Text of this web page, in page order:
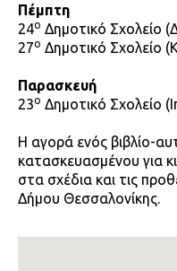
Πέμπτη
24ο Δημοτικό Σχολείο
27ο Δημοτικό Σχολείο
Παρασκευή
23ο Δημοτικό Σχολείο
Η αγορά ενός βιβλίο-
κατασκευασμένου για
στα σχέδια και τις
Δήμου Θεσσαλονίκης.